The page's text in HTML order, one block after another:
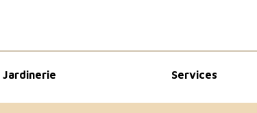
Jardinerie Services